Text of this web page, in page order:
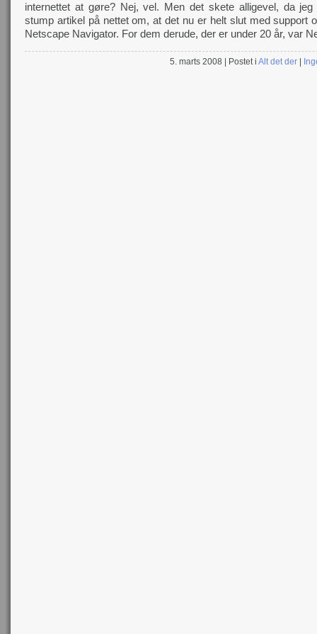
internettet at gøre? Nej, vel. Men det skete alligevel, da
stump artikel på nettet om, at det nu er helt slut med support
Netscape Navigator. For dem derude, der er under 20 år, var
5. marts 2008 | Postet i Alt det der